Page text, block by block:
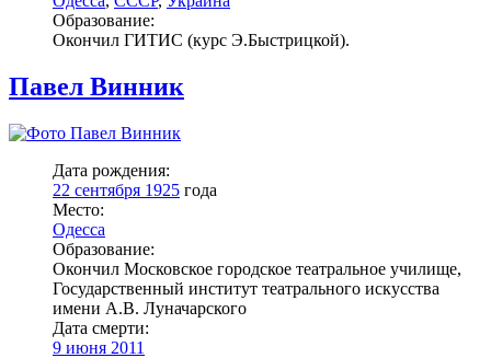
Образование:
Окончил ГИТИС (курс Э.Быстрицкой).
Павел Винник
Дата рождения:
22 сентября 1925 года
Место:
Одесса
Образование:
Окончил Московское городское театральное училище,
Государственный институт театрального искусства
имени А.В. Луначарского
Дата смерти:
9 июня 2011